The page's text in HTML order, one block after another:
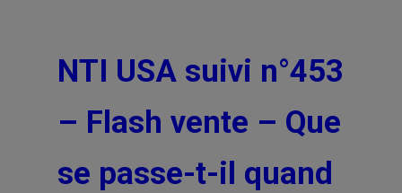
NTI USA suivi n°453
– Flash vente – Que
se passe-t-il quand